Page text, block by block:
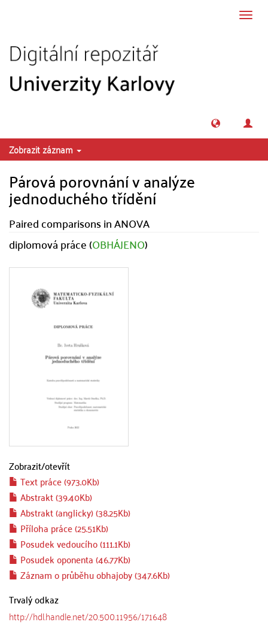
Zobrazit záznam
Párová porovnání v analýze
jednoduchého třídění
Paired comparisons in ANOVA
diplomová práce (OBHÁJENO)
Zobrazit/otevřít
Text práce (973.0Kb)
Abstrakt (39.40Kb)
Abstrakt (anglicky) (38.25Kb)
Příloha práce (25.51Kb)
Posudek vedoucího (111.1Kb)
Posudek oponenta (46.77Kb)
Záznam o průběhu obhajoby (347.6Kb)
Trvalý odkaz
http://hdl.handle.net/20.500.11956/171648